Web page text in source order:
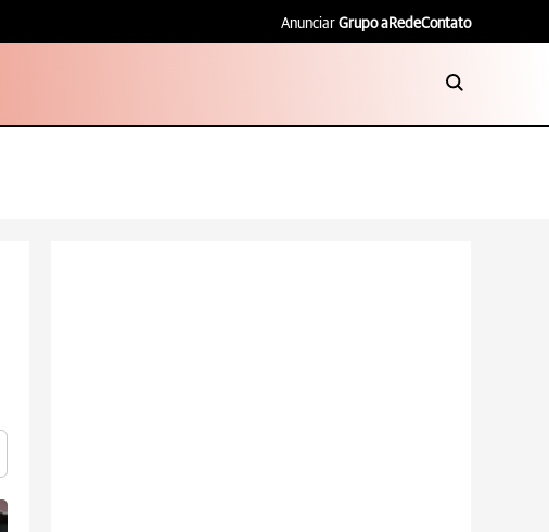
Anunciar Grupo aRedeContato